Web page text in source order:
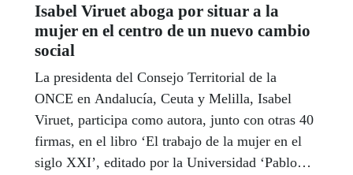
Isabel Viruet aboga por situar a la
mujer en el centro de un nuevo cambio
social
La presidenta del Consejo Territorial de la
ONCE en Andalucía, Ceuta y Melilla, Isabel
Viruet, participa como autora, junto con otras 40
firmas, en el libro ‘El trabajo de la mujer en el
siglo XXI’, editado por la Universidad ‘Pablo